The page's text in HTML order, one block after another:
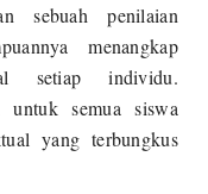
sebuah penilaian
menangkap
setiap individu.
untuk semua siswa
yang terbungkus